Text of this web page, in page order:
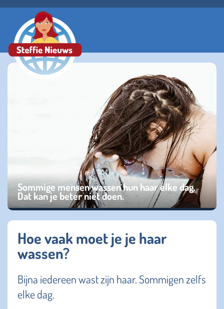
Sommige mensen wassen hun haar elke dag.
Dat kan je beter niet doen.
Hoe vaak moet je je haar
wassen?
Bijna iedereen wast zijn haar. Sommigen zelfs
elke dag.